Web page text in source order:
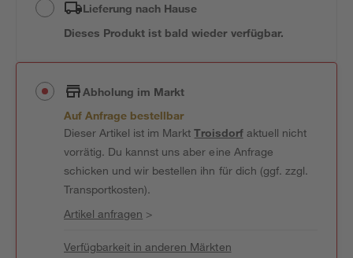
Lieferung nach Hause
Dieses Produkt ist bald wieder verfügbar.
Abholung im Markt
Auf Anfrage bestellbar
Dieser Artikel ist im MarktTroisdorfaktuell nicht
vorrätig. Du kannst uns aber eine Anfrage
schicken und wir bestellen ihn für dich (ggf. zzgl.
Transportkosten).
Artikel anfragen >
Verfügbarkeit in anderen Märkten